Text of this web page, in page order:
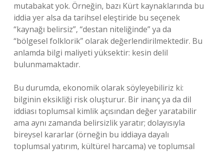
mutabakat yok. Örneğin, bazı Kürt kaynaklarında bu
iddia yer alsa da tarihsel eleştiride bu seçenek
“kaynağı belirsiz”, “destan niteliğinde” ya da
“bölgesel folklorik” olarak değerlendirilmektedir. Bu
anlamda bilgi maliyeti yüksektir: kesin delil
bulunmamaktadır.
Bu durumda, ekonomik olarak söyleyebiliriz ki:
bilginin eksikliği risk oluşturur. Bir inanç ya da dil
iddiası toplumsal kimlik açısından değer yaratabilir
ama aynı zamanda belirsizlik yaratır; dolayısıyla
bireysel kararlar (örneğin bu iddiaya dayalı
toplumsal yatırım, kültürel harcama) ve toplumsal